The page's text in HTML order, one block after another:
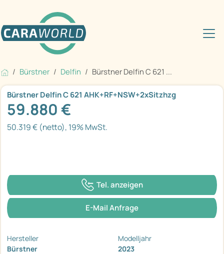
Bürstner Delfin Bürstner Delfin C 621 ...
Bürstner Delfin C 621 AHK+RF+NSW+2xSitzhzg
59.880 €
50.319 € (netto), 19% MwSt.
Tel. anzeigen
E-Mail Anfrage
Hersteller
Bürstner
Modelljahr
2023